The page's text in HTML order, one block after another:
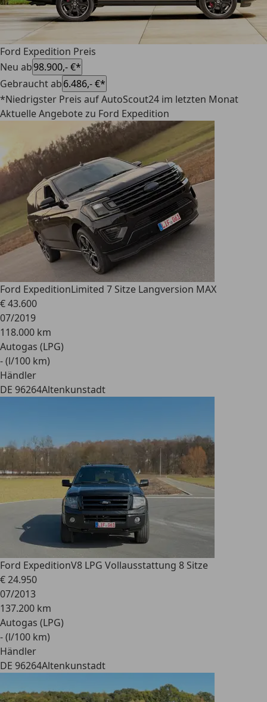
Ford Expedition Preis
Neu ab98.900,- €*
Gebraucht ab6.486,- €*
*Niedrigster Preis auf AutoScout24 im letzten Monat
Aktuelle Angebote zu Ford Expedition
Ford ExpeditionLimited 7 Sitze Langversion MAX
€ 43.600
07/2019
118.000 km
Autogas (LPG)
- (l/100 km)
Händler
DE 96264Altenkunstadt
Ford ExpeditionV8 LPG Vollausstattung 8 Sitze
€ 24.950
07/2013
137.200 km
Autogas (LPG)
- (l/100 km)
Händler
DE 96264Altenkunstadt